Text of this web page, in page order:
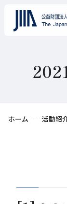
ホーム 活動紹